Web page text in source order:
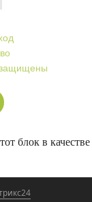
блок в качестве